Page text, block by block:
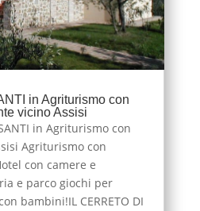
in Agriturismo con
vicino Assisi
in Agriturismo con
Agriturismo con
con camere e
e parco giochi per
bambini!IL CERRETO DI